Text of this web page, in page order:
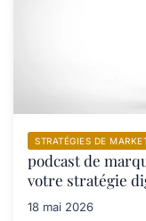
STRATÉGIES DE
podcast de
votre stratégie
18 mai 2026